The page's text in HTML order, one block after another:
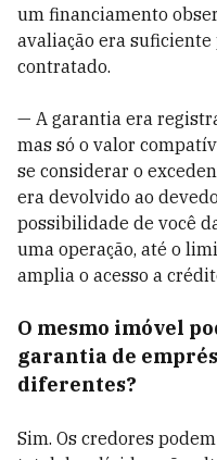
um financiamento
avaliação era
contratado.
— A garantia era
mas só o valor
se considerar o
era devolvido ao
possibilidade de você
uma operação, até o
amplia o acesso a
O mesmo imóvel
garantia de
diferentes?
Sim. Os credores